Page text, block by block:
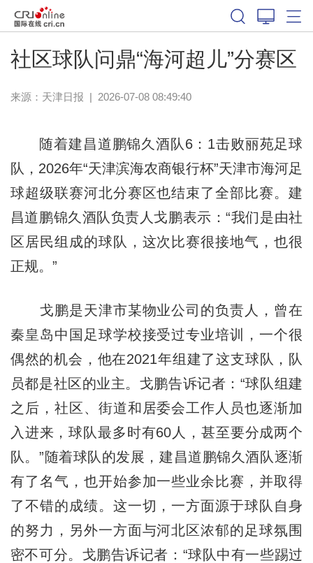
社区球队问鼎“海河超儿”分赛区
来源： 天津日报 | 2026-07-08 08:49:40
随着建昌道鹏锦久酒队6：1击败丽苑足球
队，2026年“天津滨海农商银行杯”天津市海河足
球超级联赛河北分赛区也结束了全部比赛。建
昌道鹏锦久酒队负责人戈鹏表示：“我们是由社
区居民组成的球队，这次比赛很接地气，也很
正规。”
戈鹏是天津市某物业公司的负责人，曾在
秦皇岛中国足球学校接受过专业培训，一个很
偶然的机会，他在2021年组建了这支球队，队
员都是社区的业主。戈鹏告诉记者：“球队组建
之后，社区、街道和居委会工作人员也逐渐加
入进来，球队最多时有60人，甚至要分成两个
队。”随着球队的发展，建昌道鹏锦久酒队逐渐
有了名气，也开始参加一些业余比赛，并取得
了不错的成绩。这一切，一方面源于球队自身
的努力，另外一方面与河北区浓郁的足球氛围
密不可分。戈鹏告诉记者：“球队中有一些踢过